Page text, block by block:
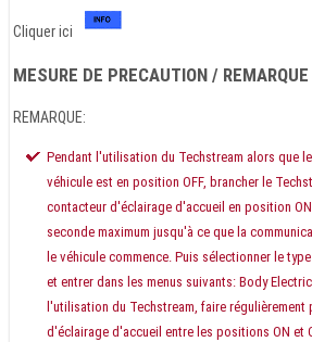
Cliquer ici
MESURE DE PRECAUTION /
REMARQUE:
Pendant l'utilisation du Techstream alors que
véhicule est en position OFF, brancher le
contacteur d'éclairage d'accueil en position
seconde maximum jusqu'à ce que la
le véhicule commence. Puis sélectionner le
et entrer dans les menus suivants: Body
l'utilisation du Techstream, faire régulièrement
d'éclairage d'accueil entre les positions ON et